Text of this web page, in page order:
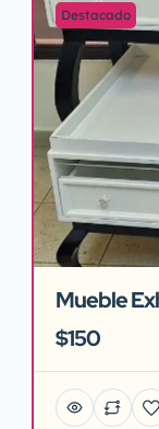
Destacado
Mueble
$150